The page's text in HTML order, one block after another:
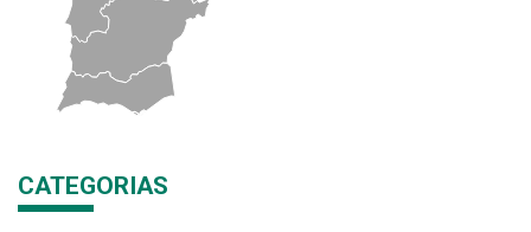
CATEGORIAS